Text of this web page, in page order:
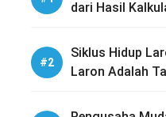
dari Hasil
Siklus Hidup
Laron Adalah